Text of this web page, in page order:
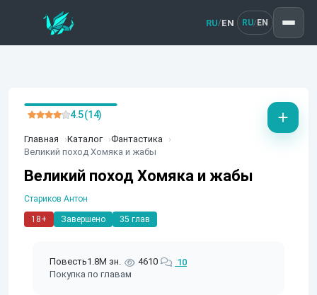
RU/EN RU/ EN
Главная Каталог
Фантастика
Великий поход Хомяка и жабы
Великий поход Хомяка и жабы
Стариков Антон
18+ Завершено 35 глав
Повесть1.8M зн. 4610
10
Покупка по главам
4.5 (14)